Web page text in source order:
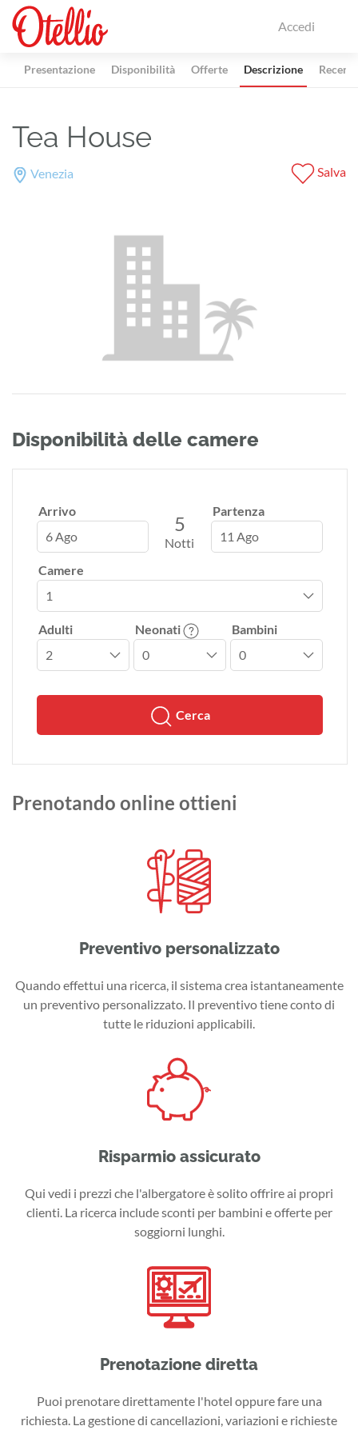
Accedi
Presentazione Disponibilità Offerte Descrizione
Tea House
Venezia Salva
Disponibilità delle camere
Arrivo
6 Ago
5
Notti
Partenza
11 Ago
Camere
Adulti Neonati Bambini
Cerca
Prenotando online ottieni
Preventivo personalizzato
Quando effettui una ricerca, il sistema crea istantaneamente
un preventivo personalizzato. Il preventivo tiene conto di
tutte le riduzioni applicabili.
Risparmio assicurato
Qui vedi i prezzi che l'albergatore è solito offrire ai propri
clienti. La ricerca include sconti per bambini e offerte per
soggiorni lunghi.
Prenotazione diretta
Puoi prenotare direttamente l'hotel oppure fare una
richiesta. La gestione di cancellazioni, variazioni e richieste